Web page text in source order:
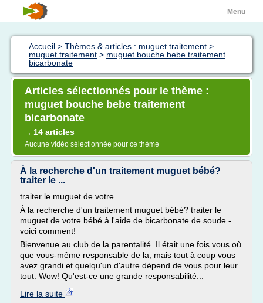
Menu
Accueil > Thèmes & articles : muguet traitement >
muguet traitement > muguet bouche bebe traitement
bicarbonate
Articles sélectionnés pour le thème :
muguet bouche bebe traitement
bicarbonate
→ 14 articles
Aucune vidéo sélectionnée pour ce thème
À la recherche d'un traitement muguet bébé?
traiter le ...
traiter le muguet de votre ...
À la recherche d'un traitement muguet bébé? traiter le
muguet de votre bébé à l'aide de bicarbonate de soude -
voici comment!
Bienvenue au club de la parentalité. Il était une fois vous où
que vous-même responsable de la, mais tout à coup vous
avez grandi et quelqu'un d'autre dépend de vous pour leur
tout. Wow! Qu'est-ce une grande responsabilité...
Lire la suite